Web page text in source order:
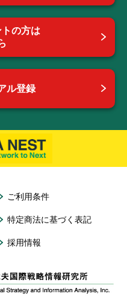
の方は
ル登録
ご利用条件
特定商法に基づく表記
採用情報